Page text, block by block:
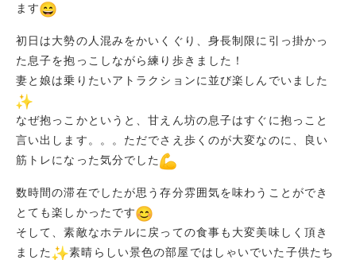
ます
初日は大勢の人混みをかいくぐり、身長制限に引っ掛かっ
た息子を抱っこしながら練り歩きました！
妻と娘は乗りたいアトラクションに並び楽しんでいました
なぜ抱っこかというと、甘えん坊の息子はすぐに抱っこと
言い出します。。。ただでさえ歩くのが大変なのに、良い
筋トレになった気分でした
数時間の滞在でしたが思う存分雰囲気を味わうことができ
とても楽しかったです
そして、素敵なホテルに戻っての食事も大変美味しく頂き
ました
素晴らしい景色の部屋ではしゃいでいた子供たち